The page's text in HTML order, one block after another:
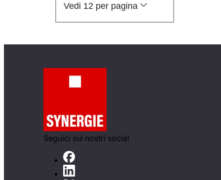
Vedi 12 per pagina
Seguici sui nostri social